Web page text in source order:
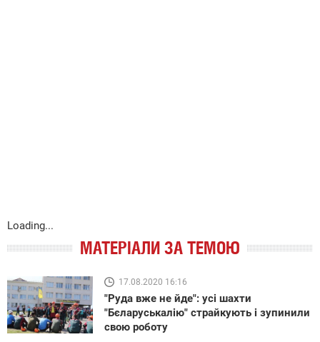
Loading...
МАТЕРІАЛИ ЗА ТЕМОЮ
17.08.2020 16:16
"Руда вже не йде": усі шахти
"Бєларуськалію" страйкують і зупинили
свою роботу